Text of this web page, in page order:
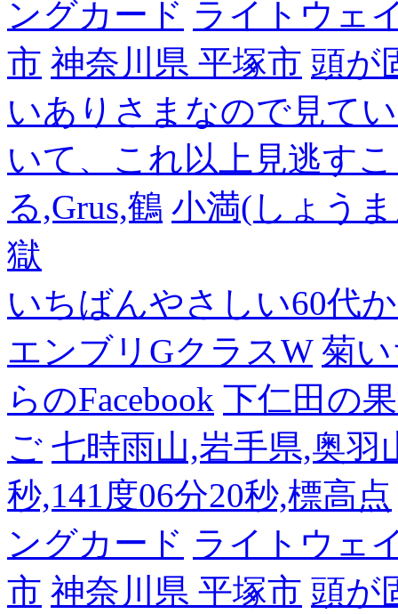
ングカード ライトウェ
市 神奈川県 平塚市 頭が
いありさまなので見て
いて、これ以上見逃す
る,Grus,鶴 小満(しょう
獄
いちばんやさしい60代
エンブリGクラスW 菊
らのFacebook 下仁田の
ご 七時雨山,岩手県,奥羽
秒,141度06分20秒,標高点
ングカード ライトウェ
市 神奈川県 平塚市 頭が